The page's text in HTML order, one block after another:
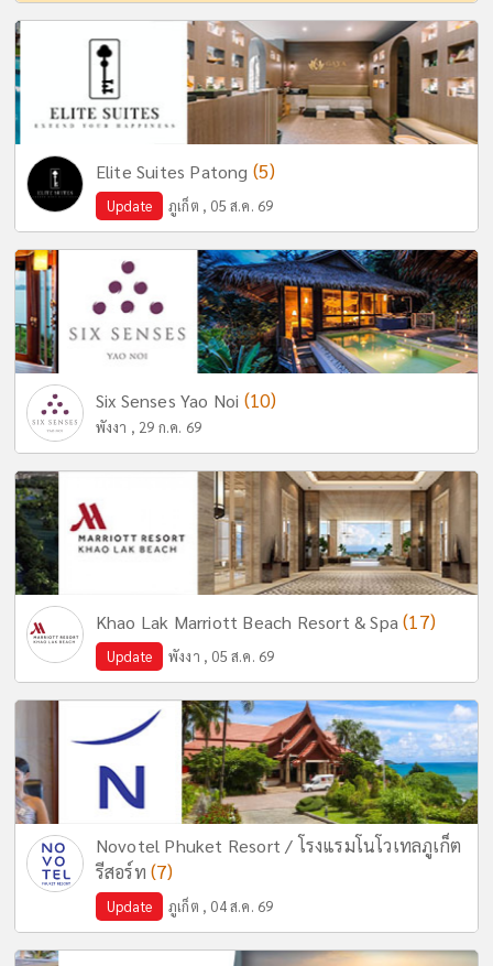
Elite Suites Patong (5)
Update ภูเก็ต , 05 ส.ค. 69
Six Senses Yao Noi (10)
พังงา , 29 ก.ค. 69
Khao Lak Marriott Beach Resort & Spa(17)
Update พังงา , 05 ส.ค. 69
Novotel Phuket Resort / โรงแรมโนโวเทลภูเก็ต
รีสอร์ท (7)
Update ภูเก็ต , 04 ส.ค. 69